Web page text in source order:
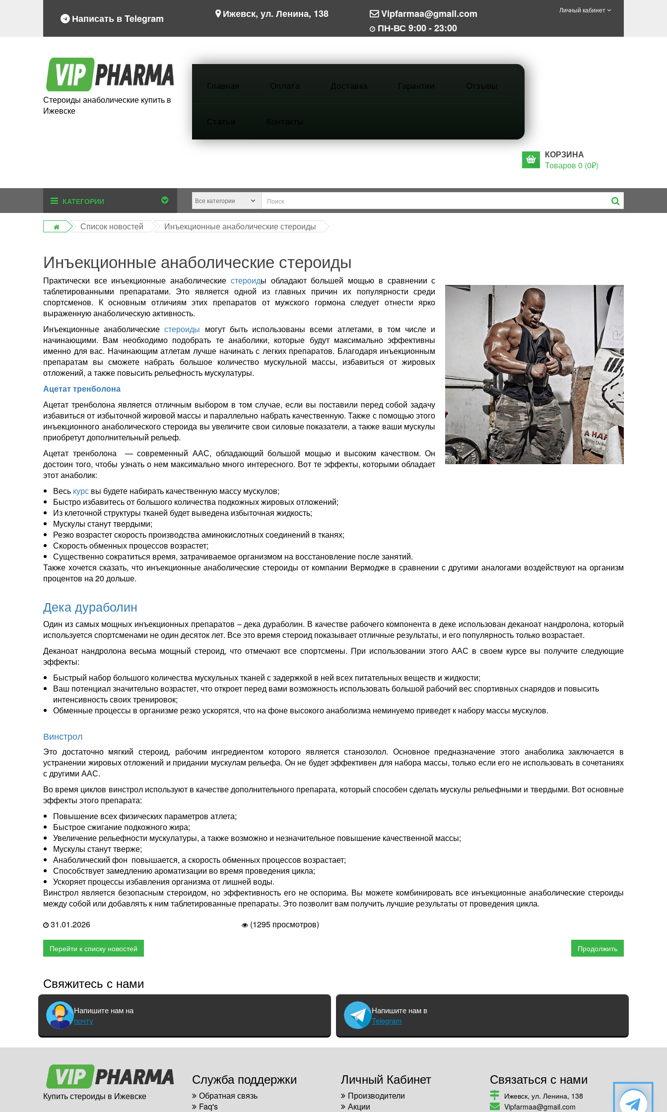
Написать в Telegram Ижевск, ул. Ленина, 138
Vipfarmaa@gmail.com
ПН-ВС 9:00 - 23:00
Личный кабинет
Стероиды анаболические купить в
Ижевске
Главная Оплата Доставка Гарантии Отзывы
КОРЗИНА
Товаров 0 (0₽)
КАТЕГОРИИ
Список новостей Инъекционные анаболические стероиды
Инъекционные анаболические стероиды
Практически все инъекционные анаболические стероиды обладают большей мощью в сравнении с
таблетированными препаратами. Это является одной из главных причин их популярности среди
спортсменов. К основным отличиям этих препаратов от мужского гормона следует отнести ярко
выраженную анаболическую активность.
Инъекционные анаболическиестероиды могут быть использованы всеми атлетами, в том числе и
начинающими. Вам необходимо подобрать те анаболики, которые будут максимально эффективны
именно для вас. Начинающим атлетам лучше начинать с легких препаратов. Благодаря инъекционным
препаратам вы сможете набрать большое количество мускульной массы, избавиться от жировых
отложений, а также повысить рельефность мускулатуры.
Ацетат тренболона
Ацетат тренболона является отличным выбором в том случае, если вы поставили перед собой задачу
избавиться от избыточной жировой массы и параллельно набрать качественную. Также с помощью этого
инъекционного анаболического стероида вы увеличите свои силовые показатели, а также ваши мускулы
приобретут дополнительный рельеф.
Ацетат тренболона — современный ААС, обладающий большой мощью и высоким качеством. Он
достоин того, чтобы узнать о нем максимально много интересного. Вот те эффекты, которыми обладает
этот анаболик:
Весь курс вы будете набирать качественную массу мускулов;
Быстро избавитесь от большого количества подкожных жировых отложений;
Из клеточной структуры тканей будет выведена избыточная жидкость;
Мускулы станут твердыми;
Резко возрастет скорость производства аминокислотных соединений в тканях;
Скорость обменных процессов возрастет;
Существенно сократиться время, затрачиваемое организмом на восстановление после занятий.
Также хочется сказать, что инъекционные анаболические стероиды от компании Вермодже в сравнении с другими аналогами воздействуют на организм
процентов на 20 дольше.
Дека дураболин
Один из самых мощных инъекционных препаратов – дека дураболин. В качестве рабочего компонента в деке использован деканоат нандролона, который
используется спортсменами не один десяток лет. Все это время стероид показывает отличные результаты, и его популярность только возрастает.
Деканоат нандролона весьма мощный стероид, что отмечают все спортсмены. При использовании этого ААС в своем курсе вы получите следующие
эффекты:
Быстрый набор большого количества мускульных тканей с задержкой в ней всех питательных веществ и жидкости;
Ваш потенциал значительно возрастет, что откроет перед вами возможность использовать большой рабочий вес спортивных снарядов и повысить
интенсивность своих тренировок;
Обменные процессы в организме резко ускорятся, что на фоне высокого анаболизма неминуемо приведет к набору массы мускулов.
Винстрол
Это достаточно мягкий стероид, рабочим ингредиентом которого является станозолол. Основное предназначение этого анаболика заключается в
устранении жировых отложений и придании мускулам рельефа. Он не будет эффективен для набора массы, только если его не использовать в сочетаниях
с другими ААС.
Во время циклов винстрол используют в качестве дополнительного препарата, который способен сделать мускулы рельефными и твердыми. Вот основные
эффекты этого препарата:
Повышение всех физических параметров атлета;
Быстрое сжигание подкожного жира;
Увеличение рельефности мускулатуры, а также возможно и незначительное повышение качественной массы;
Мускулы станут тверже;
Анаболический фон повышается, а скорость обменных процессов возрастает;
Способствует замедлению ароматизации во время проведения цикла;
Ускоряет процессы избавления организма от лишней воды.
Винстрол является безопасным стероидом, но эффективность его не оспорима. Вы можете комбинировать все инъекционные анаболические стероиды
между собой или добавлять к ним таблетированные препараты. Это позволит вам получить лучшие результаты от проведения цикла.
31.01.2026
(1295 просмотров)
Перейти к списку новостей Продолжить
Свяжитесь с нами
Напишите нам на
почту
Напишите нам в
Telegram
Купить стероиды в Ижевске
Служба поддержки
Обратная связь
Faq's
Личный Кабинет
Производители
Акции
Связаться с нами
Ижевск, ул. Ленина, 138
Vipfarmaa@gmail.com